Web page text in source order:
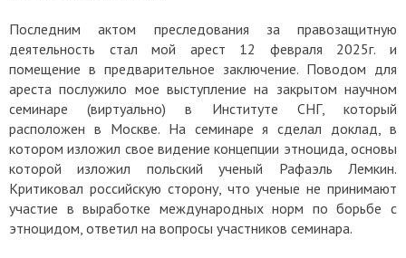
Последним актом преследования за правозащитную
деятельность стал мой арест 12 февраля 2025г. и
помещение в предварительное заключение. Поводом для
ареста послужило мое выступление на закрытом научном
семинаре (виртуально) в Институте СНГ, который
расположен в Москве. На семинаре я сделал доклад, в
котором изложил свое видение концепции этноцида, основы
которой изложил польский ученый Рафаэль Лемкин.
Критиковал российскую сторону, что ученые не принимают
участие в выработке международных норм по борьбе с
этноцидом, ответил на вопросы участников семинара.